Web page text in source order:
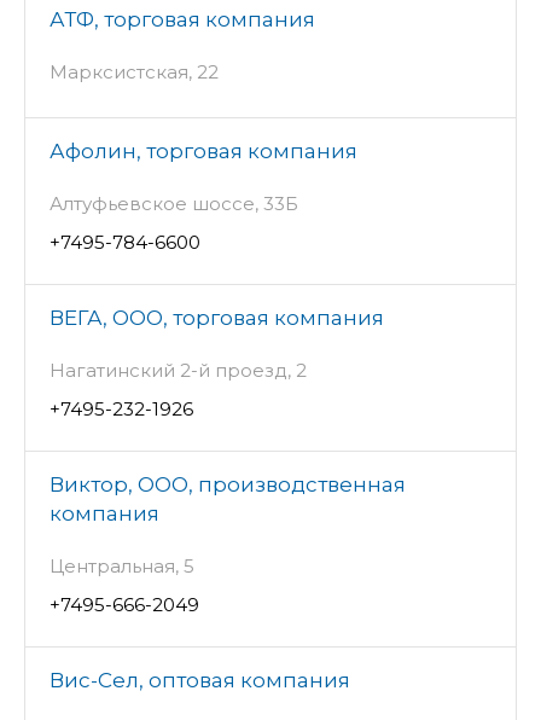
АТФ, торговая компания
Марксистская, 22
Афолин, торговая компания
Алтуфьевское шоссе, 33Б
+7495-784-6600
ВЕГА, ООО, торговая компания
Нагатинский 2-й проезд, 2
+7495-232-1926
Виктор, ООО, производственная
компания
Центральная, 5
+7495-666-2049
Вис-Сел, оптовая компания